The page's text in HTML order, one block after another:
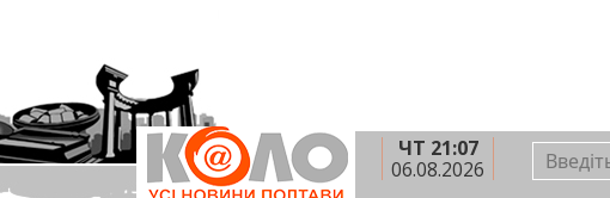
ЧТ 21:07
06.08.2026